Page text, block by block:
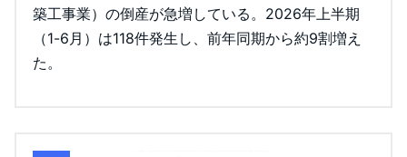
築工事業）の倒産が急増している。2026年上半期
（1-6月）は118件発生し、前年同期から約9割増え
た。